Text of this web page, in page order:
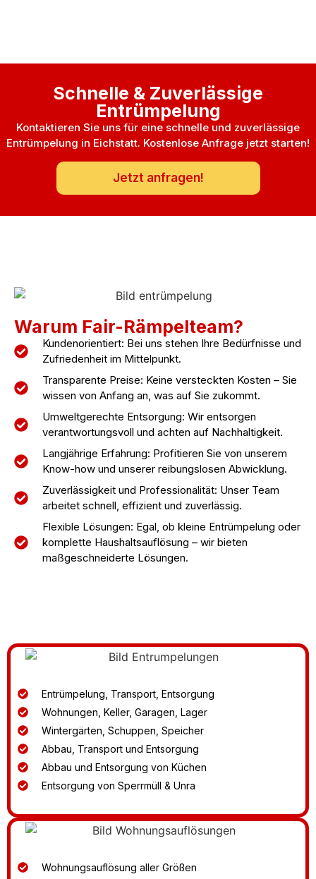
Schnelle & Zuverlässige
Entrümpelung
Kontaktieren Sie uns für eine schnelle und zuverlässige
Entrümpelung in Eichstatt. Kostenlose Anfrage jetzt starten!
Jetzt anfragen!
Warum Fair-Rämpelteam?
Kundenorientiert: Bei uns stehen Ihre Bedürfnisse und
Zufriedenheit im Mittelpunkt.
Transparente Preise: Keine versteckten Kosten – Sie
wissen von Anfang an, was auf Sie zukommt.
Umweltgerechte Entsorgung: Wir entsorgen
verantwortungsvoll und achten auf Nachhaltigkeit.
Langjährige Erfahrung: Profitieren Sie von unserem
Know-how und unserer reibungslosen Abwicklung.
Zuverlässigkeit und Professionalität: Unser Team
arbeitet schnell, effizient und zuverlässig.
Flexible Lösungen: Egal, ob kleine Entrümpelung oder
komplette Haushaltsauflösung – wir bieten
maßgeschneiderte Lösungen.
Entrümpelung, Transport, Entsorgung
Wohnungen, Keller, Garagen, Lager
Wintergärten, Schuppen, Speicher
Abbau, Transport und Entsorgung
Abbau und Entsorgung von Küchen
Entsorgung von Sperrmüll & Unra
Wohnungsauflösung aller Größen